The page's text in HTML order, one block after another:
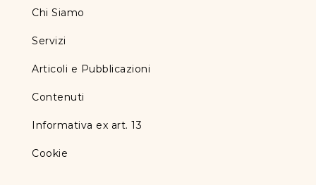
Chi Siamo
Servizi
Articoli e Pubblicazioni
Contenuti
Informativa ex art. 13
Cookie